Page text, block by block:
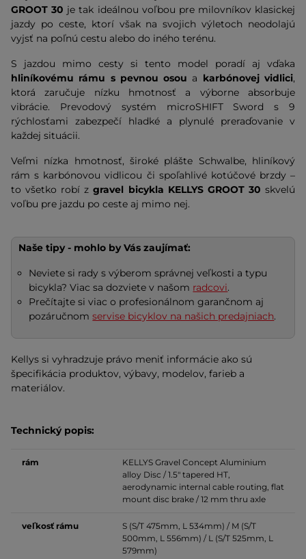
GROOT 30 je tak ideálnou voľbou pre milovníkov klasickej
jazdy po ceste, ktorí však na svojich výletoch neodolajú
vyjsť na poľnú cestu alebo do iného terénu.
S jazdou mimo cesty si tento model poradí aj vďaka
hliníkovému rámu s pevnou osou a karbónovej vidlici,
ktorá zaručuje nízku hmotnosť a výborne absorbuje
vibrácie. Prevodový systém microSHIFT Sword s 9
rýchlosťami zabezpečí hladké a plynulé preraďovanie v
každej situácii.
Veľmi nízka hmotnosť, široké plášte Schwalbe, hliníkový
rám s karbónovou vidlicou či spoľahlivé kotúčové brzdy –
to všetko robí zgravel bicykla KELLYS GROOT 30skvelú
voľbu pre jazdu po ceste aj mimo nej.
Naše tipy - mohlo by Vás zaujímať:
Neviete si rady s výberom správnej veľkosti a typu
bicykla? Viac sa dozviete v našom radcovi.
Prečítajte si viac o profesionálnom garančnom aj
pozáručnomservise bicyklov na našich predajniach.
Kellys si vyhradzuje právo meniť informácie ako sú
špecifikácia produktov, výbavy, modelov, farieb a
materiálov.
Technický popis:
rám
KELLYS Gravel Concept Aluminium
alloy Disc / 1.5" tapered HT,
aerodynamic internal cable routing, flat
mount disc brake / 12 mm thru axle
veľkosť rámu
S (S/T 475mm, L 534mm) / M (S/T
500mm, L 556mm) / L (S/T 525mm, L
579mm)